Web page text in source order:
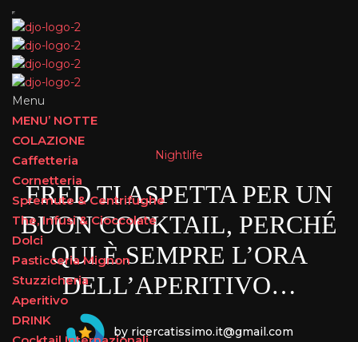
Menu
MENU’ NOTTE
COLAZIONE
Caffetteria
Cornetteria
Spremute & Centrifughe
The, Infusi & Cioccolate
Dolci
Pasticceria Mignon
Stuzzicheria
Aperitivo
DRINK
Nightlife
FRED TI ASPETTA PER UN
BUON COCKTAIL, PERCHÉ
QUI È SEMPRE L’ORA
DELL’APERITIVO…
by ricercatissimo.it@gmail.com